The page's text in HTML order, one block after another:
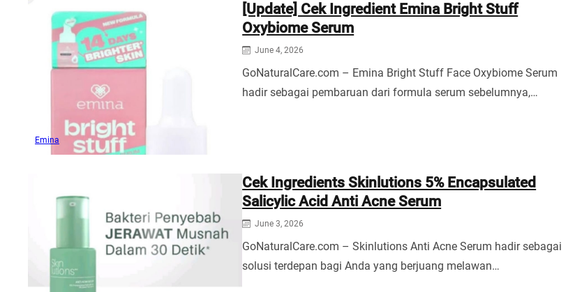
Emina
[Update] Cek Ingredient Emina Bright Stuff
Oxybiome Serum
June 4, 2026
GoNaturalCare.com – Emina Bright Stuff Face Oxybiome Serum
hadir sebagai pembaruan dari formula serum sebelumnya,…
Cek Ingredients Skinlutions 5% Encapsulated
Salicylic Acid Anti Acne Serum
June 3, 2026
GoNaturalCare.com – Skinlutions Anti Acne Serum hadir sebagai
solusi terdepan bagi Anda yang berjuang melawan…